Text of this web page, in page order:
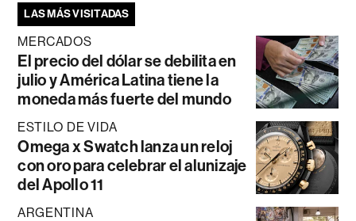
LAS MÁS VISITADAS
MERCADOS
El precio del dólar se debilita en
julio y América Latina tiene la
moneda más fuerte del mundo
ESTILO DE VIDA
Omega x Swatch lanza un reloj
con oro para celebrar el alunizaje
del Apollo 11
ARGENTINA